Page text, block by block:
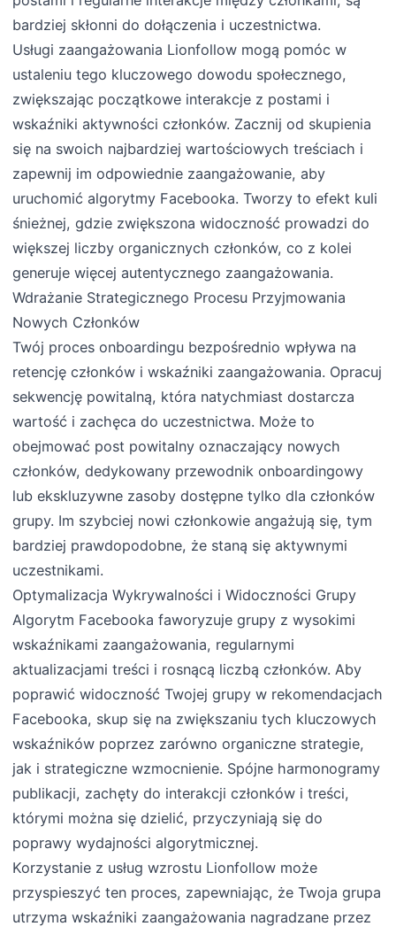
bardziej skłonni do dołączenia i uczestnictwa.
Usługi zaangażowania Lionfollow mogą pomóc w
ustaleniu tego kluczowego dowodu społecznego,
zwiększając początkowe interakcje z postami i
wskaźniki aktywności członków. Zacznij od skupienia
się na swoich najbardziej wartościowych treściach i
zapewnij im odpowiednie zaangażowanie, aby
uruchomić algorytmy Facebooka. Tworzy to efekt kuli
śnieżnej, gdzie zwiększona widoczność prowadzi do
większej liczby organicznych członków, co z kolei
generuje więcej autentycznego zaangażowania.
Wdrażanie Strategicznego Procesu Przyjmowania
Nowych Członków
Twój proces onboardingu bezpośrednio wpływa na
retencję członków i wskaźniki zaangażowania. Opracuj
sekwencję powitalną, która natychmiast dostarcza
wartość i zachęca do uczestnictwa. Może to
obejmować post powitalny oznaczający nowych
członków, dedykowany przewodnik onboardingowy
lub ekskluzywne zasoby dostępne tylko dla członków
grupy. Im szybciej nowi członkowie angażują się, tym
bardziej prawdopodobne, że staną się aktywnymi
uczestnikami.
Optymalizacja Wykrywalności i Widoczności Grupy
Algorytm Facebooka faworyzuje grupy z wysokimi
wskaźnikami zaangażowania, regularnymi
aktualizacjami treści i rosnącą liczbą członków. Aby
poprawić widoczność Twojej grupy w rekomendacjach
Facebooka, skup się na zwiększaniu tych kluczowych
wskaźników poprzez zarówno organiczne strategie,
jak i strategiczne wzmocnienie. Spójne harmonogramy
publikacji, zachęty do interakcji członków i treści,
którymi można się dzielić, przyczyniają się do
poprawy wydajności algorytmicznej.
Korzystanie z usług wzrostu Lionfollow może
przyspieszyć ten proces, zapewniając, że Twoja grupa
utrzyma wskaźniki zaangażowania nagradzane przez